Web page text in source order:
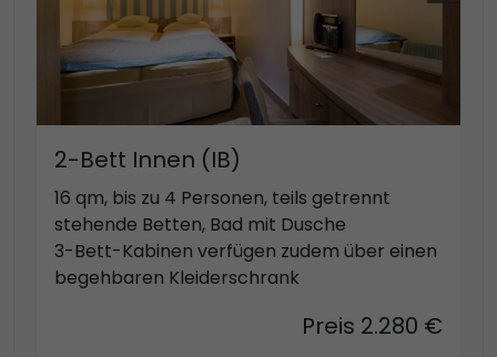
2-Bett Innen (IB)
16 qm, bis zu 4 Personen, teils getrennt
stehende Betten, Bad mit Dusche
3-Bett-Kabinen verfügen zudem über einen
begehbaren Kleiderschrank
Preis 2.280 €